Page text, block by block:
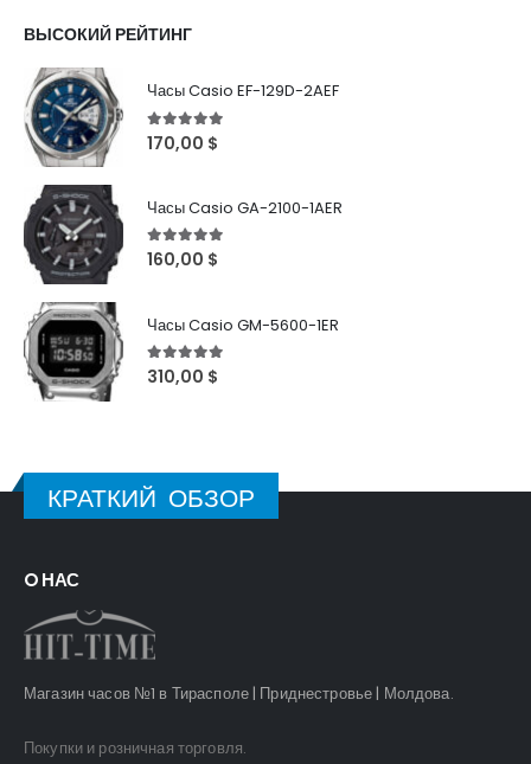
ВЫСОКИЙ РЕЙТИНГ
Часы Casio EF-129D-2AEF
5out of 5
170,00 $
Часы Casio GA-2100-1AER
5out of 5
160,00 $
Часы Casio GM-5600-1ER
5out of 5
310,00 $
КРАТКИЙ ОБЗОР
O НАС
Магазин часов №1 в Тирасполе | Приднестровье | Молдова.
Покупки и розничная торговля.